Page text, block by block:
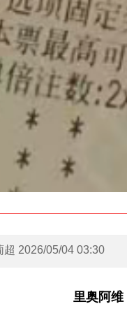
超 2026/05/04 03:30
里奥阿维